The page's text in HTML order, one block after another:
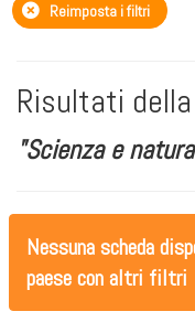
Reimposta i filtri
Risultati
"Scienza e natura
Nessuna scheda
paese con altri filtri